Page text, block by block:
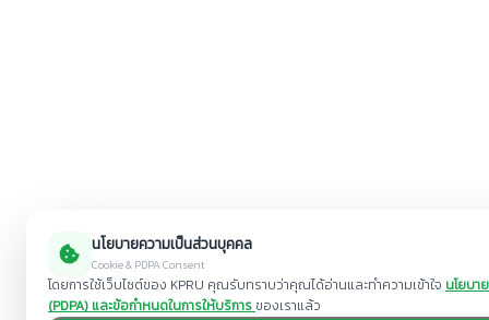
นโยบายความเป็นส่วนบุคคล
Cookie & PDPA Consent
โดยการใช้เว็บไซต์ของ KPRU คุณรับทราบว่าคุณได้อ่านและทำความเข้าใจ นโยบ
(PDPA) และข้อกำหนดในการให้บริการ ของเราแล้ว